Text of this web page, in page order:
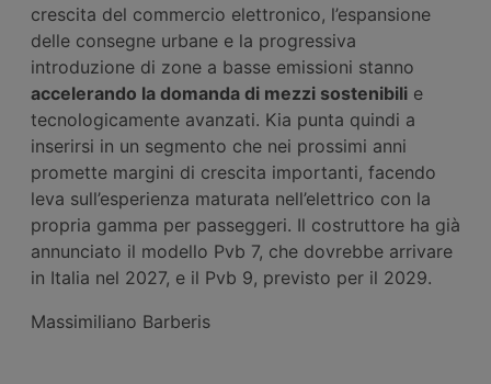
crescita del commercio elettronico, l’espansione
delle consegne urbane e la progressiva
introduzione di zone a basse emissioni stanno
accelerando la domanda di mezzi sostenibili e
tecnologicamente avanzati. Kia punta quindi a
inserirsi in un segmento che nei prossimi anni
promette margini di crescita importanti, facendo
leva sull’esperienza maturata nell’elettrico con la
propria gamma per passeggeri. Il costruttore ha già
annunciato il modello Pvb 7, che dovrebbe arrivare
in Italia nel 2027, e il Pvb 9, previsto per il 2029.
Massimiliano Barberis